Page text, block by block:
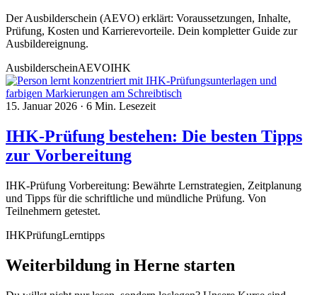
Der Ausbilderschein (AEVO) erklärt: Voraussetzungen, Inhalte,
Prüfung, Kosten und Karrierevorteile. Dein kompletter Guide zur
Ausbildereignung.
AusbilderscheinAEVOIHK
15. Januar 2026 · 6 Min. Lesezeit
IHK-Prüfung bestehen: Die besten Tipps
zur Vorbereitung
IHK-Prüfung Vorbereitung: Bewährte Lernstrategien, Zeitplanung
und Tipps für die schriftliche und mündliche Prüfung. Von
Teilnehmern getestet.
IHKPrüfungLerntipps
Weiterbildung in Herne starten